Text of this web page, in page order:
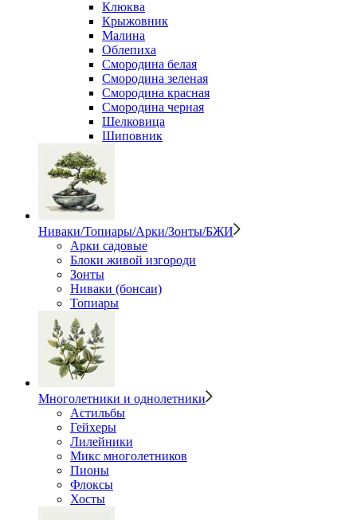
Клюква
Крыжовник
Малина
Облепиха
Смородина белая
Смородина зеленая
Смородина красная
Смородина черная
Шелковица
Шиповник
Ниваки/Топиары/Арки/Зонты/БЖИ
Арки садовые
Блоки живой изгороди
Зонты
Ниваки (бонсаи)
Топиары
Многолетники и однолетники
Астильбы
Гейхеры
Лилейники
Микс многолетников
Пионы
Флоксы
Хосты